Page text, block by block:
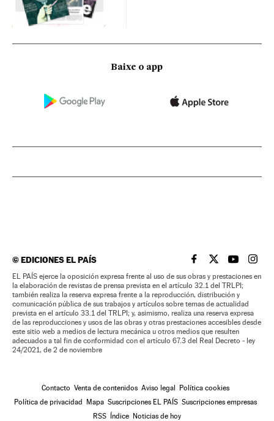
Baixe o app
©EDICIONES EL PAÍS EL PAÍS BRASIL EN
EL PAÍSEL PAÍS
EL
EL PAÍS ejerce la oposición expresa frente al uso de sus obras y prestaciones en
la elaboración de revistas de prensa prevista en el artículo 32.1 del TRLPI;
también realiza la reserva expresa frente a la reproducción, distribución y
comunicación pública de sus trabajos y artículos sobre temas de actualidad
prevista en el artículo 33.1 del TRLPI; y, asimismo, realiza una reserva expresa
de las reproducciones y usos de las obras y otras prestaciones accesibles desde
este sitio web a medios de lectura mecánica u otros medios que resulten
adecuados a tal fin de conformidad con el artículo 67.3 del Real Decreto - ley
24/2021, de 2 de noviembre
Contacto Venta de contenidos Aviso legal Política cookies
Política de privacidad Mapa Suscripciones EL PAÍS Suscripciones empresas
RSS Índice Noticias de hoy